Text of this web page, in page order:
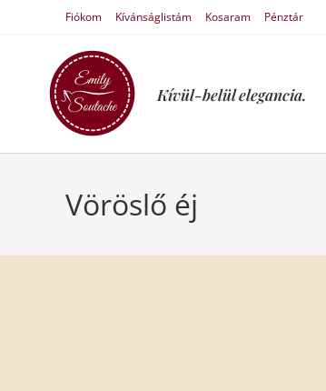
Fiókom Kívánságlistám Kosaram Pénztár
Kívül-belül elegancia.
Vöröslő éj